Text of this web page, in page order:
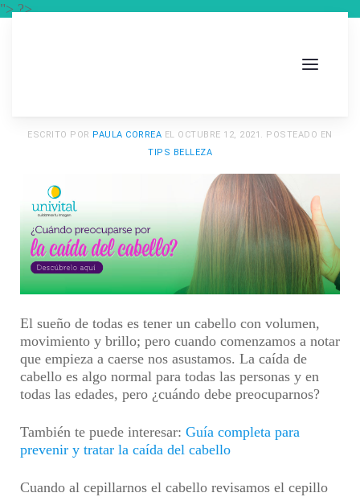
"> ?>
ESCRITO POR PAULA CORREA EL OCTUBRE 12, 2021 . POSTEADO EN
TIPS BELLEZA
El sueño de todas es tener un cabello con volumen,
movimiento y brillo; pero cuando comenzamos a notar
que empieza a caerse nos asustamos. La caída de
cabello es algo normal para todas las personas y en
todas las edades, pero ¿cuándo debe preocuparnos?
También te puede interesar: Guía completa para
prevenir y tratar la caída del cabello
Cuando al cepillarnos el cabello revisamos el cepillo